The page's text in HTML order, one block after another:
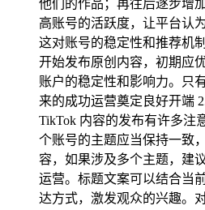
他们的作品；再往后逐步增
高账号的活跃度，让平台认
这对账号的稳定性和推荐机
开始发布原创内容，初期应
账户的稳定性和影响力。只
来的成功运营奠定良好开端
TikTok 内容的发布有许多注
个账号的主题应当保持一致
容，如果涉及多个主题，建
运营。标题文案可以结合当
达方式，激发观众的兴趣。